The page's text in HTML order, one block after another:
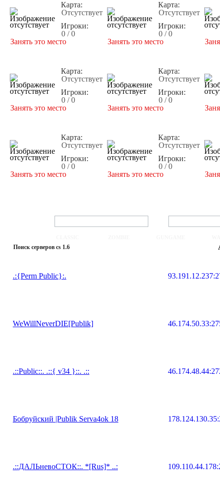
Карта:
Отсутствует
Игроки:
0 / 0
Занять это место
Карта:
Отсутствует
Игроки:
0 / 0
Занять это место
Карта:
Отсутствует
Игроки:
0 / 0
Занять это место
Карта:
Отсутствует
Игроки:
0 / 0
Занять это место
Карта:
Отсутствует
Игроки:
0 / 0
Занять это место
Карта:
Отсутствует
Игроки:
0 / 0
Занять это место
Поиск серверов cs 1.6
.:{Perm Public}:.
WeWillNeverDIE[Publik]
.::Public::. .::{ v34 }::. .::
Бобруйский |Publik Serva4ok 18
.::ДАЛЬневоСТОК::. *[Rus]* ..: